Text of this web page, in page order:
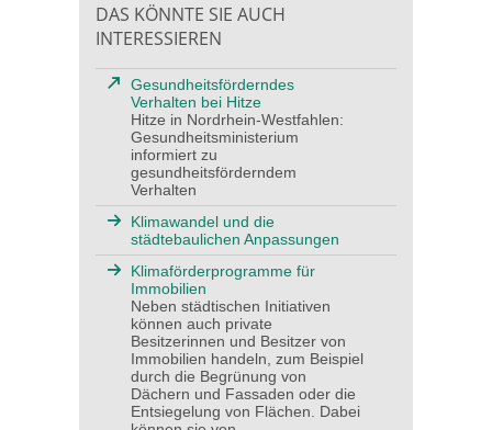
DAS KÖNNTE SIE AUCH
INTERESSIEREN
Gesundheitsförderndes
Verhalten bei Hitze
Hitze in Nordrhein-Westfahlen:
Gesundheitsministerium
informiert zu
gesundheitsförderndem
Verhalten
Klimawandel und die
städtebaulichen Anpassungen
Klimaförderprogramme für
Immobilien
Neben städtischen Initiativen
können auch private
Besitzerinnen und Besitzer von
Immobilien handeln, zum Beispiel
durch die Begrünung von
Dächern und Fassaden oder die
Entsiegelung von Flächen. Dabei